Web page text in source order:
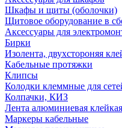
Шкафы и щиты (оболочки)
Щитовое оборудование в
Аксессуары для
Бирки
Изолента, двухстороняя
Кабельные протяжки
Клипсы
Колодки клеммные для
Колпачки, КИЗ
Лента алюминиевая
Маркеры кабельные